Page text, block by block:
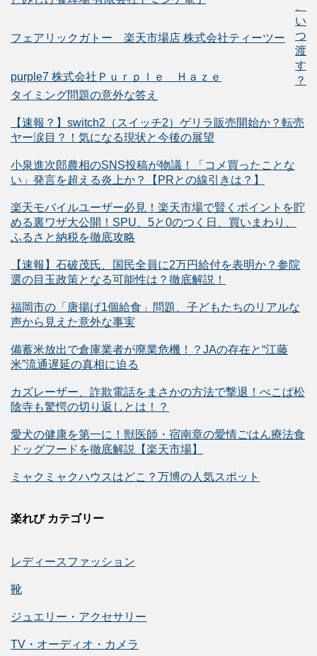
フェアリックガトー 楽天市場店 株式会社ティーツー
purple7 株式会社Ｐｕｒｐｌｅ Ｈａｚｅ
い
つ
渡
す
？
タイミング問題の意外な答え
【速報？】switch2（スイッチ2）ゲリラ販売開始か？転売
ヤー涙目？！気になる現状と今後の展望
小泉進次郎農相のSNS投稿が物議！「コメ買ったことな
い」発言を超える炎上か？【PRとの線引きは？】
楽天モバイルユーザー必見！楽天市場で賢くポイントを貯
める裏ワザ大公開！SPU、5と0のつく日、買いまわり、
ふるさと納税を徹底攻略
【速報】石破茂氏、国民全員に2万円給付を表明か？参院
選の目玉政策となる可能性は？徹底解説！
福岡市の「唐揚げ1個給食」問題、子どもたちのリアルな
声から見えた意外な事実
備蓄米放出で倉庫業者が廃業危機！？JAの存在と“江藤
米”流通遅延の真相に迫る
カズレーザー、詐欺電話をまさかの方法で撃退！ぺこぱ松
陰寺も驚愕の切り返しとは！？
愛犬の健康を第一に！獣医師・宿南章の愛情ごはん療法食
ドッグフードを徹底解説【楽天市場】
ミャクミャクハウスはどこ？万博の人気スポット
楽れび カテゴリー
レディースファッション
靴
ジュエリー・アクセサリー
TV・オーディオ・カメラ